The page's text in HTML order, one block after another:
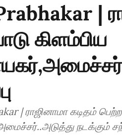
|
கிளம்பிய
| ராஜினாமா கடிதம்
நடக்கும்